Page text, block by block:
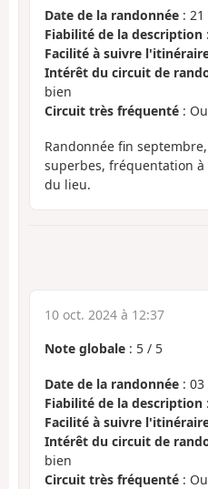
Date de la randonnée :
Fiabilité de la description
Facilité à suivre
Intérêt du circuit de
bien
Circuit très fréquenté :
Randonnée fin
superbes, fréquentation
du lieu.
10 oct. 2024 à 12:37
Note globale : 5 / 5
Date de la randonnée :
Fiabilité de la description
Facilité à suivre
Intérêt du circuit de
bien
Circuit très fréquenté :